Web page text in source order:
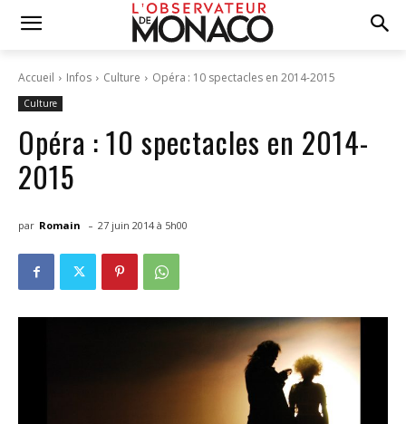
Accueil Infos Culture Opéra : 10 spectacles en 2014-2015
Culture
Opéra : 10 spectacles en 2014-
2015
par Romain - 27 juin 2014 à 5h00